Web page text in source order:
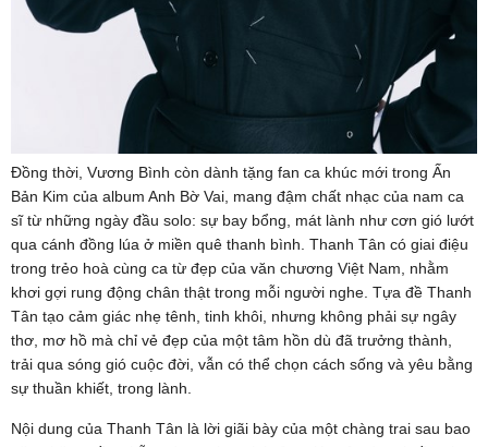
Đồng thời, Vương Bình còn dành tặng fan ca khúc mới trong Ấn
Bản Kim của album Anh Bờ Vai, mang đậm chất nhạc của nam ca
sĩ từ những ngày đầu solo: sự bay bổng, mát lành như cơn gió lướt
qua cánh đồng lúa ở miền quê thanh bình. Thanh Tân có giai điệu
trong trẻo hoà cùng ca từ đẹp của văn chương Việt Nam, nhằm
khơi gợi rung động chân thật trong mỗi người nghe. Tựa đề Thanh
Tân tạo cảm giác nhẹ tênh, tinh khôi, nhưng không phải sự ngây
thơ, mơ hồ mà chỉ vẻ đẹp của một tâm hồn dù đã trưởng thành,
trải qua sóng gió cuộc đời, vẫn có thể chọn cách sống và yêu bằng
sự thuần khiết, trong lành.
Nội dung của Thanh Tân là lời giãi bày của một chàng trai sau bao